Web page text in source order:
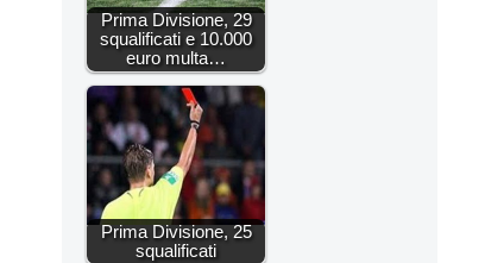
Prima Divisione, 29
squalificati e 10.000
euro multa…
Prima Divisione, 25
squalificati